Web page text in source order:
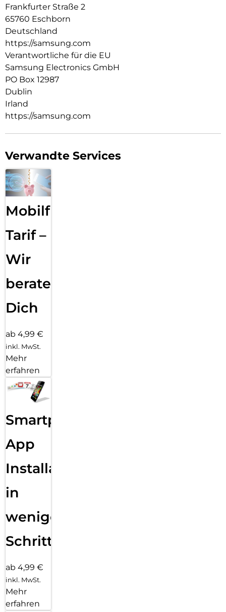
Frankfurter Straße 2
65760 Eschborn
Deutschland
https://samsung.com
Verantwortliche für die EU
Samsung Electronics GmbH
PO Box 12987
Dublin
Irland
https://samsung.com
Verwandte Services
Mobilfunk
Tarif –
Wir
beraten
Dich
ab 4,99 €
inkl. MwSt.
Mehr
erfahren
Smartphone
App
Installation
in
wenigen
Schritten
ab 4,99 €
inkl. MwSt.
Mehr
erfahren